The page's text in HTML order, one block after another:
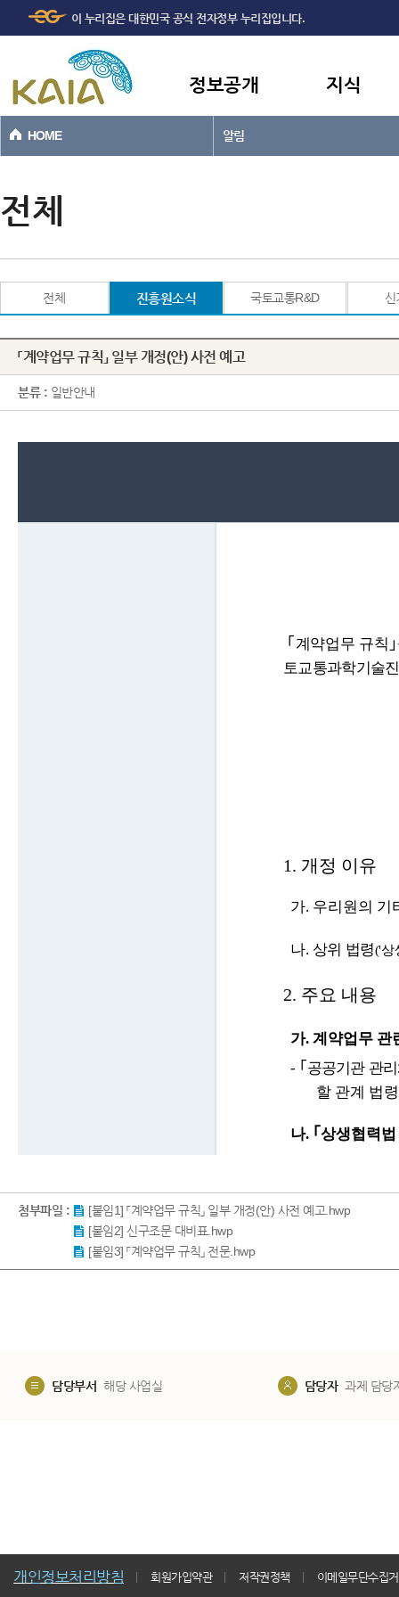
본문바로가기
이 누리집은 대한민국 공식 전자정부 누리집입니다.
정보공개 지식
HOME 알림
전체
전체 진흥원소식 국토교통R&D 신
「계약업무 규칙」 일부 개정(안) 사전 예고
분류 : 일반안내
첨부파일 :
[붙임1] 「계약업무 규칙」 일부 개정(안) 사전 예고.hwp
[붙임2] 신구조문 대비표.hwp
[붙임3] 「계약업무 규칙」 전문.hwp
담당부서 해당 사업실 담당자 과제 담당
개인정보처리방침 회원가입약관 저작권정책 이메일무단수집